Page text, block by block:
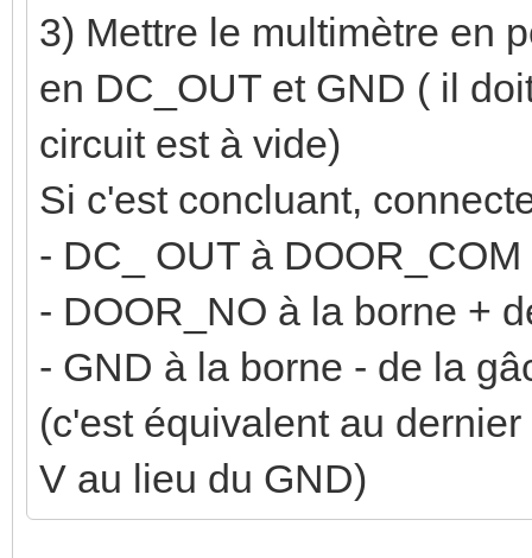
3) Mettre le multimètre en
en DC_OUT et GND ( il
circuit est à vide)
Si c'est concluant,
- DC_ OUT à DOOR_COM
- DOOR_NO à la borne +
- GND à la borne - de la
(c'est équivalent au
V au lieu du GND)